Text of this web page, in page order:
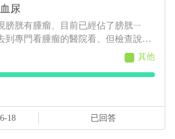
尿
膀胱有腫瘤、目前已經佔了膀胱ㄧ
到專門看腫瘤的醫院看、但檢查說他
也不好、目前沒辦法吃鍾擺治療的藥
、但他ㄧ直血尿不然就是尿不出
前吃著另一家獸醫院開的類固醇消
、能尿出來、但也是這個類固醇藥讓
指數在超標、就沒辦法吃鍾擺治療的
不吃他又尿不出來、請問目前對他最
是什麼？還有其他種藥品能夠讓他尿
其他
18 已回答